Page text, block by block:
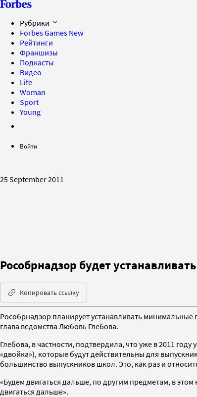
Рубрики
Forbes Games New
Рейтинги
Франшизы
Подкасты
Видео
Life
Woman
Sport
Young
Войти
25 September 2011
Рособрнадзор будет
Копировать ссылку
Рособрнадзор планирует устанавливать
глава ведомства Любовь Глебова.
Глебова, в частности, подтвердила, что уже в 2011
«двойка»), которые будут действительны для
большинство выпускников школ. Это, как раз и
«Будем двигаться дальше, по другим предметам, в
двигаться дальше».